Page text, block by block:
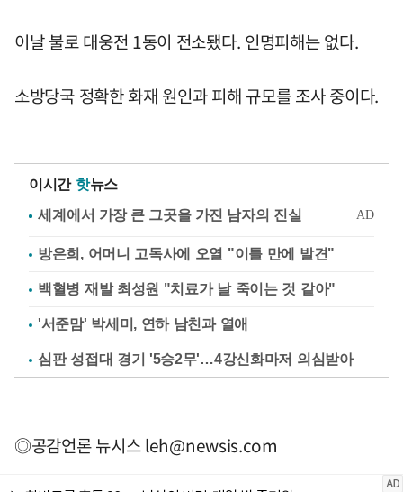
이날 불로 대웅전 1동이 전소됐다. 인명피해는 없다.
소방당국 정확한 화재 원인과 피해 규모를 조사 중이다.
이시간 핫뉴스
방은희, 어머니 고독사에 오열 "이틀 만에 발견"
백혈병 재발 최성원 "치료가 날 죽이는 것 같아"
'서준맘' 박세미, 연하 남친과 열애
심판 성접대 경기 '5승2무'…4강신화마저 의심받아
◎공감언론 뉴시스leh@newsis.com